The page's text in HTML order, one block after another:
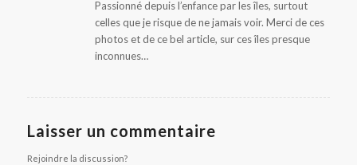
Passionné depuis l’enfance par les îles, surtout
celles que je risque de ne jamais voir. Merci de ces
photos et de ce bel article, sur ces îles presque
inconnues…
Laisser un commentaire
Rejoindre la discussion?